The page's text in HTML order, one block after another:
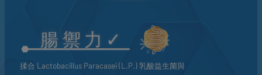
腸禦力 ✓
揉合 Lactobacillus Paracasei (L.P.) 乳酸益生菌與